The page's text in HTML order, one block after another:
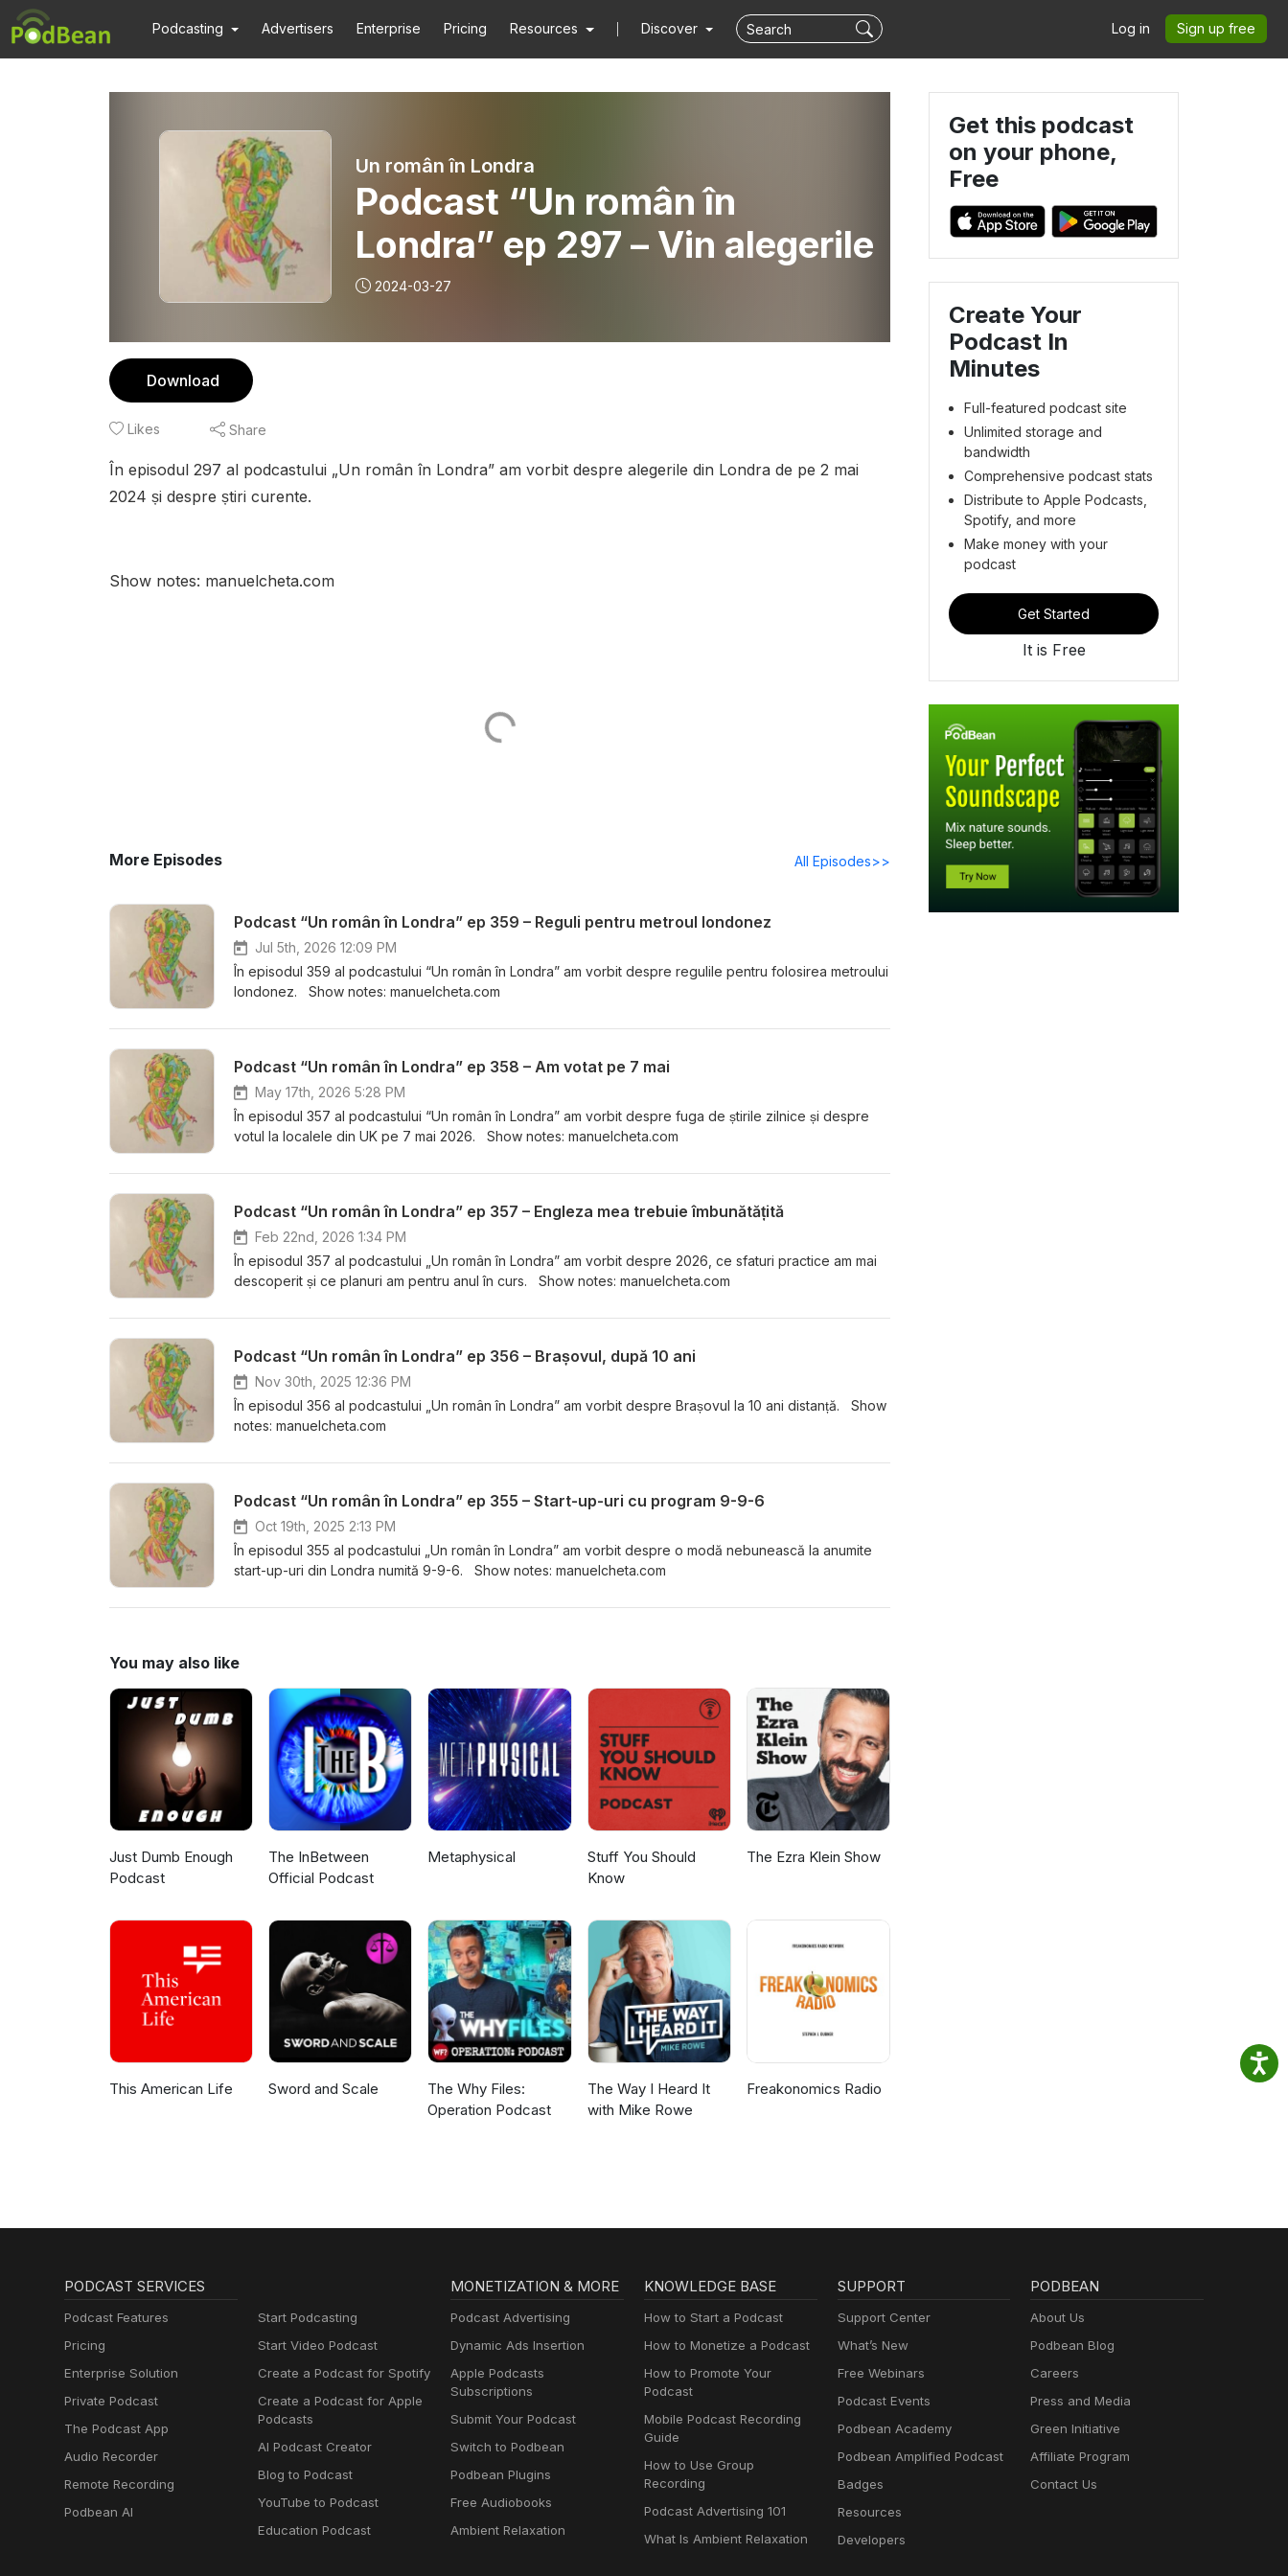
Podcasting Advertisers Enterprise Pricing Resources Discover Log in Sign up free
Un român în Londra
Podcast “Un român în
Londra” ep 297 – Vin alegerile
2024-03-27
Download
Likes Share
În episodul 297 al podcastului „Un român în Londra” am vorbit despre alegerile din Londra de pe 2 mai
2024 și despre știri curente.
Show notes: manuelcheta.com
More Episodes All Episodes>>
Podcast “Un român în Londra” ep 359 – Reguli pentru metroul londonez
Jul 5th, 2026 12:09 PM
În episodul 359 al podcastului “Un român în Londra” am vorbit despre regulile pentru folosirea metroului
londonez. Show notes: manuelcheta.com
Podcast “Un român în Londra” ep 358 – Am votat pe 7 mai
May 17th, 2026 5:28 PM
În episodul 357 al podcastului “Un român în Londra” am vorbit despre fuga de știrile zilnice și despre
votul la localele din UK pe 7 mai 2026. Show notes: manuelcheta.com
Podcast “Un român în Londra” ep 357 – Engleza mea trebuie îmbunătățită
Feb 22nd, 2026 1:34 PM
În episodul 357 al podcastului „Un român în Londra” am vorbit despre 2026, ce sfaturi practice am mai
descoperit și ce planuri am pentru anul în curs. Show notes: manuelcheta.com
Podcast “Un român în Londra” ep 356 – Brașovul, după 10 ani
Nov 30th, 2025 12:36 PM
În episodul 356 al podcastului „Un român în Londra” am vorbit despre Brașovul la 10 ani distanță. Show
notes: manuelcheta.com
Podcast “Un român în Londra” ep 355 – Start-up-uri cu program 9-9-6
Oct 19th, 2025 2:13 PM
În episodul 355 al podcastului „Un român în Londra” am vorbit despre o modă nebunească la anumite
start-up-uri din Londra numită 9-9-6. Show notes: manuelcheta.com
You may also like
Just Dumb Enough
Podcast
The InBetween
Official Podcast
Metaphysical
Stuff You Should
Know
The Ezra Klein Show
This American Life Sword and Scale
The Why Files:
Operation Podcast
The Way I Heard It
with Mike Rowe
Freakonomics Radio
Get this podcast
on your phone,
Free
Create Your
Podcast In
Minutes
Full-featured podcast site
Unlimited storage and
bandwidth
Comprehensive podcast stats
Distribute to Apple Podcasts,
Spotify, and more
Make money with your
podcast
Get Started
It is Free
PODCAST SERVICES
Podcast Features
Pricing
Enterprise Solution
Private Podcast
The Podcast App
Audio Recorder
Remote Recording
Podbean AI
Start Podcasting
Start Video Podcast
Create a Podcast for Spotify
Create a Podcast for Apple
Podcasts
AI Podcast Creator
Blog to Podcast
YouTube to Podcast
Education Podcast
MONETIZATION & MORE
Podcast Advertising
Dynamic Ads Insertion
Apple Podcasts
Subscriptions
Submit Your Podcast
Switch to Podbean
Podbean Plugins
Free Audiobooks
Ambient Relaxation
KNOWLEDGE BASE
How to Start a Podcast
How to Monetize a Podcast
How to Promote Your
Podcast
Mobile Podcast Recording
Guide
How to Use Group
Recording
Podcast Advertising 101
What Is Ambient Relaxation
SUPPORT
Support Center
What’s New
Free Webinars
Podcast Events
Podbean Academy
Podbean Amplified Podcast
Badges
Resources
Developers
PODBEAN
About Us
Podbean Blog
Careers
Press and Media
Green Initiative
Affiliate Program
Contact Us